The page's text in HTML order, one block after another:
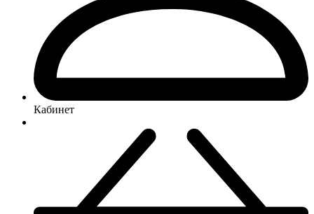
Кабинет